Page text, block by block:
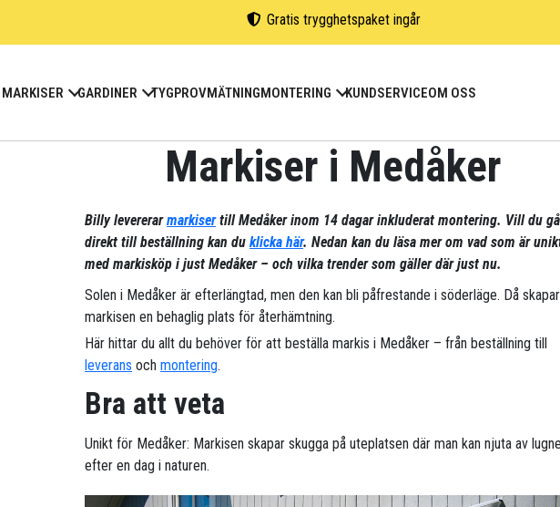
Gratis trygghetspaket ingår
MARKISER GARDINER TYGPROVMÄTNINGMONTERING KUNDSERVICEOM OSS
Markiser i Medåker
Billy levererarmarkisertill Medåker inom 14 dagar inkluderat montering. Vill du gå
direkt till beställning kan du klicka här. Nedan kan du läsa mer om vad som är
med markisköp i just Medåker – och vilka trender som gäller där just nu.
Solen i Medåker är efterlängtad, men den kan bli påfrestande i söderläge. Då skapar
markisen en behaglig plats för återhämtning.
Här hittar du allt du behöver för att beställa markis i Medåker – från beställning till
leverans och montering.
Bra att veta
Unikt för Medåker: Markisen skapar skugga på uteplatsen där man kan njuta av
efter en dag i naturen.